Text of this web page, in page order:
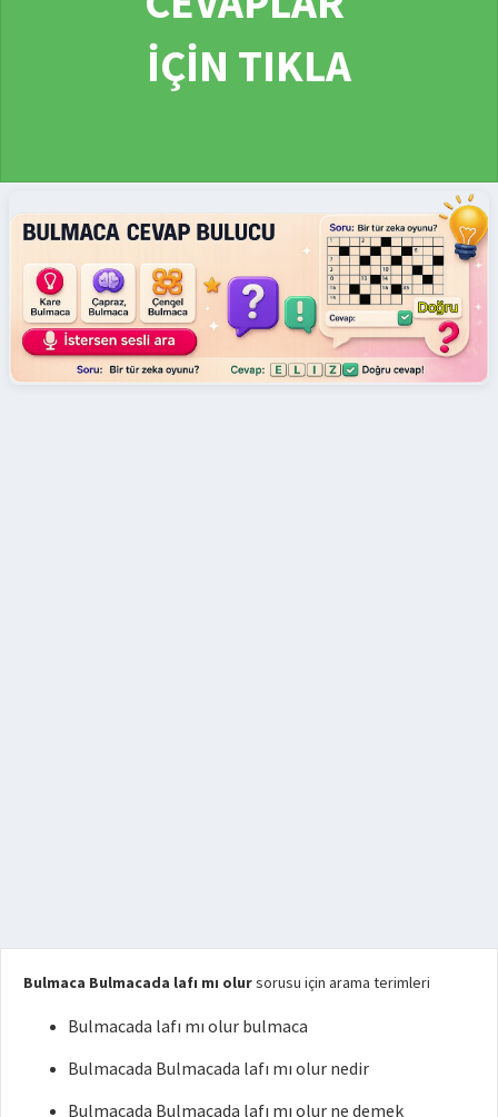
İÇİN TIKLA
Bulmaca Bulmacada lafı mı olursorusu için arama terimleri
Bulmacada lafı mı olur bulmaca
Bulmacada Bulmacada lafı mı olur nedir
Bulmacada Bulmacada lafı mı olur ne demek